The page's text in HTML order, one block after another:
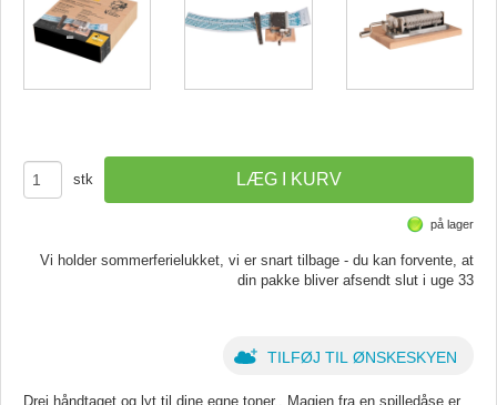
stk
på lager
Vi holder sommerferielukket, vi er snart tilbage - du kan forvente, at
din pakke bliver afsendt slut i uge 33
TILFØJ TIL ØNSKESKYEN
Drej håndtaget og lyt til dine egne toner.. Magien fra en spilledåse er